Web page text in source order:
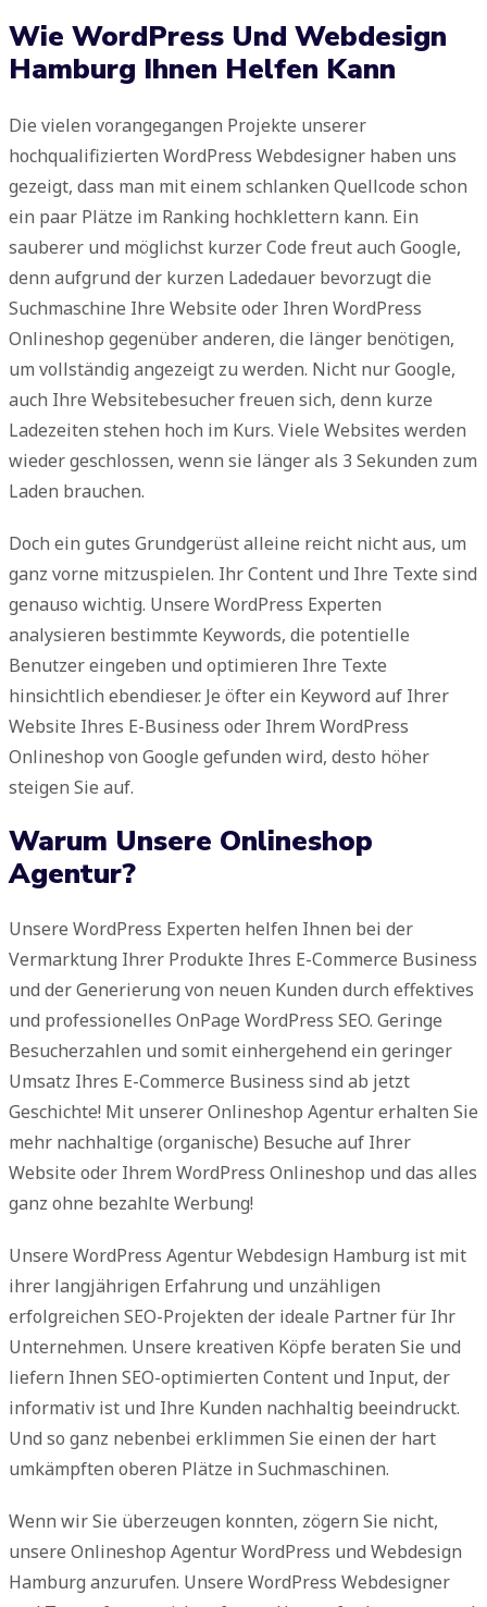
Wie WordPress Und Webdesign
Hamburg Ihnen Helfen Kann
Die vielen vorangegangen Projekte unserer
hochqualifizierten WordPress Webdesigner haben uns
gezeigt, dass man mit einem schlanken Quellcode schon
ein paar Plätze im Ranking hochklettern kann. Ein
sauberer und möglichst kurzer Code freut auch Google,
denn aufgrund der kurzen Ladedauer bevorzugt die
Suchmaschine Ihre Website oder Ihren WordPress
Onlineshop gegenüber anderen, die länger benötigen,
um vollständig angezeigt zu werden. Nicht nur Google,
auch Ihre Websitebesucher freuen sich, denn kurze
Ladezeiten stehen hoch im Kurs. Viele Websites werden
wieder geschlossen, wenn sie länger als 3 Sekunden zum
Laden brauchen.
Doch ein gutes Grundgerüst alleine reicht nicht aus, um
ganz vorne mitzuspielen. Ihr Content und Ihre Texte sind
genauso wichtig. Unsere WordPress Experten
analysieren bestimmte Keywords, die potentielle
Benutzer eingeben und optimieren Ihre Texte
hinsichtlich ebendieser. Je öfter ein Keyword auf Ihrer
Website Ihres E-Business oder Ihrem WordPress
Onlineshop von Google gefunden wird, desto höher
steigen Sie auf.
Warum Unsere Onlineshop
Agentur?
Unsere WordPress Experten helfen Ihnen bei der
Vermarktung Ihrer Produkte Ihres E-Commerce Business
und der Generierung von neuen Kunden durch effektives
und professionelles OnPage WordPress SEO. Geringe
Besucherzahlen und somit einhergehend ein geringer
Umsatz Ihres E-Commerce Business sind ab jetzt
Geschichte! Mit unserer Onlineshop Agentur erhalten Sie
mehr nachhaltige (organische) Besuche auf Ihrer
Website oder Ihrem WordPress Onlineshop und das alles
ganz ohne bezahlte Werbung!
Unsere WordPress Agentur Webdesign Hamburg ist mit
ihrer langjährigen Erfahrung und unzähligen
erfolgreichen SEO-Projekten der ideale Partner für Ihr
Unternehmen. Unsere kreativen Köpfe beraten Sie und
liefern Ihnen SEO-optimierten Content und Input, der
informativ ist und Ihre Kunden nachhaltig beeindruckt.
Und so ganz nebenbei erklimmen Sie einen der hart
umkämpften oberen Plätze in Suchmaschinen.
Wenn wir Sie überzeugen konnten, zögern Sie nicht,
unsere Onlineshop Agentur WordPress und Webdesign
Hamburg anzurufen. Unsere WordPress Webdesigner